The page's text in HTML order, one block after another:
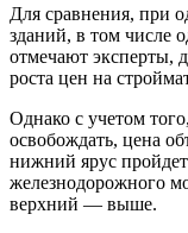
Для сравнения, при
зданий, в том числе
отмечают эксперты,
роста цен на
Однако с учетом
освобождать, цена
нижний ярус
железнодорожного
верхний — выше.